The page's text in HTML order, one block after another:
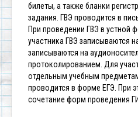
билеты, а также бланки
задания. ГВЭ проводится в
При проведении ГВЭ в устной
участника ГВЭ записываются
записываются на
протоколированием. Для
отдельным учебным
проводится в форме ЕГЭ. При
сочетание форм проведения